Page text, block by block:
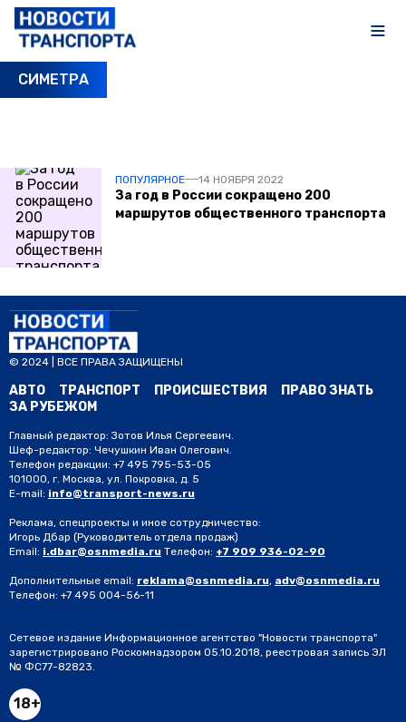
СИМЕТРА
ПОПУЛЯРНОЕ 14 НОЯБРЯ 2022
За год в России сокращено 200
маршрутов общественного транспорта
© 2024 | ВСЕ ПРАВА ЗАЩИЩЕНЫ
АВТО ТРАНСПОРТ ПРОИСШЕСТВИЯ
ПРАВО ЗНАТЬ
ЗА РУБЕЖОМ
Главный редактор: Зотов Илья Сергеевич.
Шеф-редактор: Чечушкин Иван Олегович.
Телефон редакции: +7 495 795-53-05
101000, г. Москва, ул. Покровка, д. 5
E-mail: info@transport-news.ru
Реклама, спецпроекты и иное сотрудничество:
Игорь Дбар (Руководитель отдела продаж)
Email: i.dbar@osnmedia.ru Телефон: +7 909 936-02-90
Дополнительные email: reklama@osnmedia.ru, adv@osnmedia.ru
Телефон: +7 495 004-56-11
Сетевое издание Информационное агентство "Новости транспорта"
зарегистрировано Роскомнадзором 05.10.2018, реестровая запись ЭЛ
№ ФС77-82823.
18+